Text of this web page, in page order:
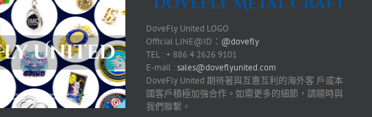
DoveFly United LOGO
Official LINE@ID： @dovefly
TEL : + 886 4 2626 9101
E-mail :sales@doveflyunited.com
DoveFly United 期待著與互惠互利的海外客 戶或本
國客戶積極加強合作。如需更多的細節，請隨時與
我們聯繫。